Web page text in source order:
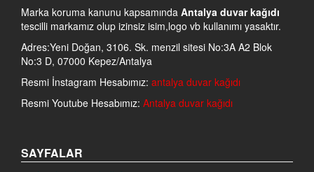
Marka koruma kanunu kapsamında Antalya duvar kağıdı
tescilli markamız olup izinsiz isim,logo vb kullanımı yasaktır.
Adres:Yeni Doğan, 3106. Sk. menzil sitesi No:3A A2 Blok
No:3 D, 07000 Kepez/Antalya
Resmi İnstagram Hesabımız: antalya duvar kağıdı
Resmi Youtube Hesabımız: Antalya duvar kağıdı
SAYFALAR